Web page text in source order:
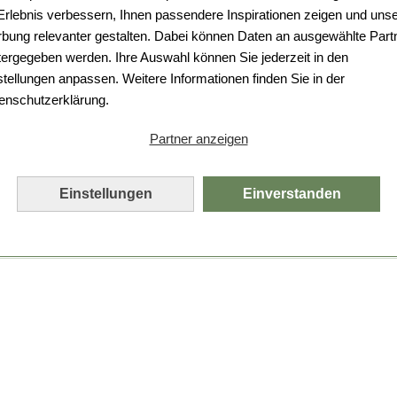
verbessern, Ihnen passendere Inspirationen zeigen und
relevanter gestalten. Dabei können Daten an ausgewählte
werden. Ihre Auswahl können Sie jederzeit in den
anpassen. Weitere Informationen finden Sie in der
Partner anzeigen
Einstellungen Einverstanden
Da ist etwas schiefgelaufen.
Leider ist ein technischer Fehler aufgetreten.
Bitte laden Sie die Seite neu.